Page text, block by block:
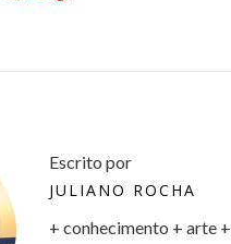
Escrito por
JULIANO ROCHA
+ conhecimento + arte +